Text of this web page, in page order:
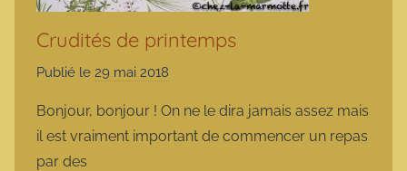
Crudités de printemps
Publié le 29 mai 2018
r
m
Bonjour, bonjour ! On ne le dira jamais assez mais
il est vraiment important de commencer un repas
par des